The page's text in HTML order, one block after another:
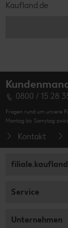
Kaufland.de
0800 / 15 28
Fragen rund um unsere
Montag bis Samstag
Kontakt
Service
Unternehmen